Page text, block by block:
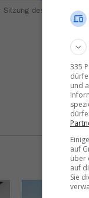
des UN
335
und
auf
über
auf
Sie